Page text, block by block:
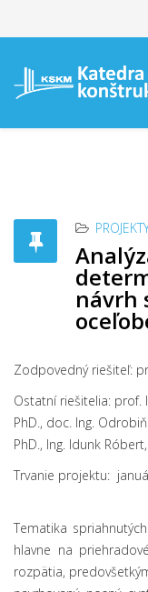
návrh
Zodpovedný riešiteľ:
Ostatní riešitelia: prof.
PhD., doc. Ing.
PhD., Ing. Idunk
Trvanie projektu:
Tematika
hlavne na
rozpätia,